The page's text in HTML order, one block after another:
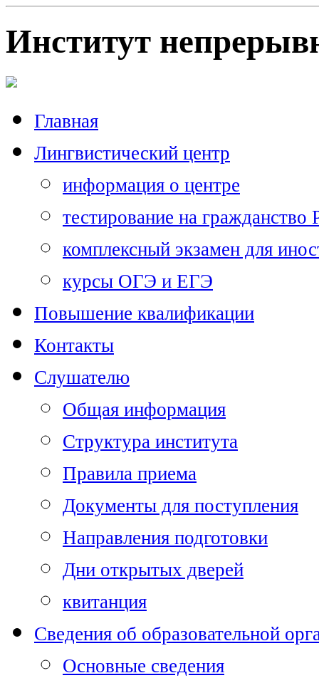
Институт
Главная
Лингвистический центр
информация о центре
тестирование на гражданство
комплексный экзамен для
курсы ОГЭ и ЕГЭ
Повышение квалификации
Контакты
Слушателю
Общая информация
Структура института
Правила приема
Документы для поступления
Направления подготовки
Дни открытых дверей
квитанция
Сведения об образовательной
Основные сведения